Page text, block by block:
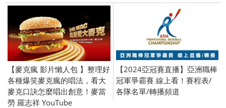
【麥克瘋 影片懶人包 】整理好
各種爆笑麥克瘋的唱法，看大
麥克口訣怎麼唱出創意！麥當
勞 羅志祥 YouTube
【2024亞冠賽直播】亞洲職棒
冠軍爭霸賽 線上看！賽程表/
各隊名單/轉播頻道